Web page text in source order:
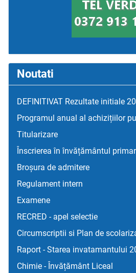
Noutati
DEFINITIVAT Rezultate initiale
Programul anual al achizițiilor
Titularizare
Înscrierea în învățământul
Broșura de admitere
Regulament intern
Examene
RECRED - apel selectie
Circumscriptii si Plan de
Raport - Starea invatamantului
Chimie - Învățământ Liceal